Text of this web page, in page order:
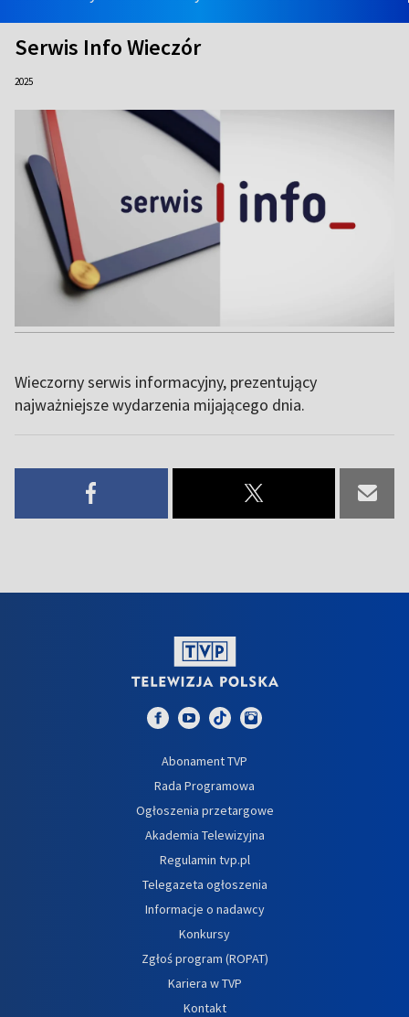
Serwis Info Wieczór
2025
Wieczorny serwis informacyjny, prezentujący
najważniejsze wydarzenia mijającego dnia.
Abonament TVP
Rada Programowa
Ogłoszenia przetargowe
Akademia Telewizyjna
Regulamin tvp.pl
Telegazeta ogłoszenia
Informacje o nadawcy
Konkursy
Zgłoś program (ROPAT)
Kariera w TVP
Kontakt